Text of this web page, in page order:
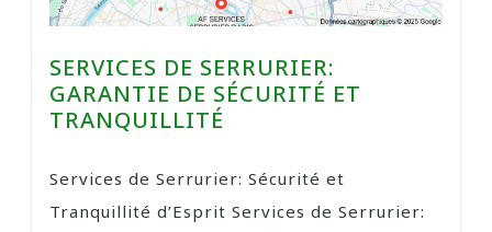
SERVICES DE SERRURIER:
GARANTIE DE SÉCURITÉ ET
TRANQUILLITÉ
Services de Serrurier: Sécurité et
Tranquillité d’Esprit Services de Serrurier: